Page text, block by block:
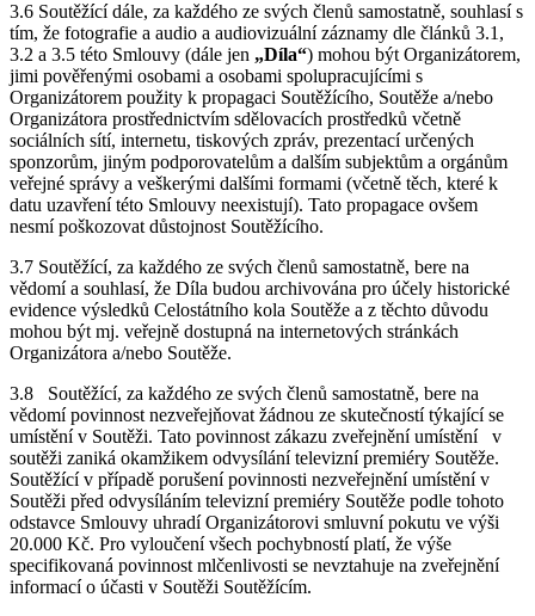
3.6 Soutěžící dále, za každého ze svých členů samostatně, souhlasí s
tím, že fotografie a audio a audiovizuální záznamy dle článků 3.1,
3.2 a 3.5 této Smlouvy (dále jen „Díla“) mohou být Organizátorem,
jimi pověřenými osobami a osobami spolupracujícími s
Organizátorem použity k propagaci Soutěžícího, Soutěže a/nebo
Organizátora prostřednictvím sdělovacích prostředků včetně
sociálních sítí, internetu, tiskových zpráv, prezentací určených
sponzorům, jiným podporovatelům a dalším subjektům a orgánům
veřejné správy a veškerými dalšími formami (včetně těch, které k
datu uzavření této Smlouvy neexistují). Tato propagace ovšem
nesmí poškozovat důstojnost Soutěžícího.
3.7 Soutěžící, za každého ze svých členů samostatně, bere na
vědomí a souhlasí, že Díla budou archivována pro účely historické
evidence výsledků Celostátního kola Soutěže a z těchto důvodu
mohou být mj. veřejně dostupná na internetových stránkách
Organizátora a/nebo Soutěže.
3.8 Soutěžící, za každého ze svých členů samostatně, bere na
vědomí povinnost nezveřejňovat žádnou ze skutečností týkající se
umístění v Soutěži. Tato povinnost zákazu zveřejnění umístění v
soutěži zaniká okamžikem odvysílání televizní premiéry Soutěže.
Soutěžící v případě porušení povinnosti nezveřejnění umístění v
Soutěži před odvysíláním televizní premiéry Soutěže podle tohoto
odstavce Smlouvy uhradí Organizátorovi smluvní pokutu ve výši
20.000 Kč. Pro vyloučení všech pochybností platí, že výše
specifikovaná povinnost mlčenlivosti se nevztahuje na zveřejnění
informací o účasti v Soutěži Soutěžícím.